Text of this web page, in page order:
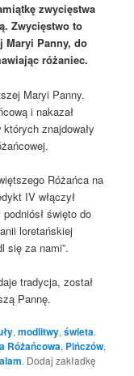
zwycięstwa
Zwycięstwo to
Maryi Panny, do
różaniec.
Maryi Panny.
i nakazał
znajdowały
Różańca na
IV włączył
święto do
loretańskiej
się za nami”.
tradycja, został
Pannę.
,modlitwy,świeta.
Różańcowa, Pińczów,
alam. Dodaj zakładkę